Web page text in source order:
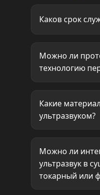
Каков срок
Можно ли
технологию
Какие
ультразвуком?
Можно ли
ультразвук в
токарный или